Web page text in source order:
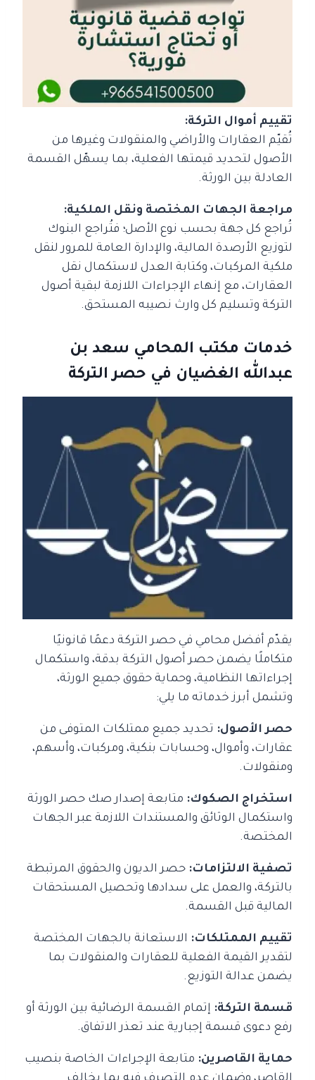
تقييم أموال التركة:
تُقيّم العقارات والأراضي والمنقولات وغيرها من
الأصول لتحديد قيمتها الفعلية، بما يسهّل القسمة
العادلة بين الورثة.
مراجعة الجهات المختصة ونقل الملكية:
تُراجع كل جهة بحسب نوع الأصل؛ فتُراجع البنوك
لتوزيع الأرصدة المالية، والإدارة العامة للمرور لنقل
ملكية المركبات، وكتابة العدل لاستكمال نقل
العقارات، مع إنهاء الإجراءات اللازمة لبقية أصول
التركة وتسليم كل وارث نصيبه المستحق.
خدمات مكتب المحامي سعد بن
عبدالله الغضيان في حصر التركة
يقدّم أفضل محامي في حصر التركة دعمًا قانونيًا
متكاملًا يضمن حصر أصول التركة بدقة، واستكمال
إجراءاتها النظامية، وحماية حقوق جميع الورثة،
وتشمل أبرز خدماته ما يلي:
حصر الأصول: تحديد جميع ممتلكات المتوفى من
عقارات، وأموال، وحسابات بنكية، ومركبات، وأسهم،
ومنقولات.
استخراج الصكوك: متابعة إصدار صك حصر الورثة
واستكمال الوثائق والمستندات اللازمة عبر الجهات
المختصة.
تصفية الالتزامات: حصر الديون والحقوق المرتبطة
بالتركة، والعمل على سدادها وتحصيل المستحقات
المالية قبل القسمة.
تقييم الممتلكات: الاستعانة بالجهات المختصة
لتقدير القيمة الفعلية للعقارات والمنقولات بما
يضمن عدالة التوزيع.
قسمة التركة: إتمام القسمة الرضائية بين الورثة أو
رفع دعوى قسمة إجبارية عند تعذر الاتفاق.
حماية القاصرين: متابعة الإجراءات الخاصة بنصيب